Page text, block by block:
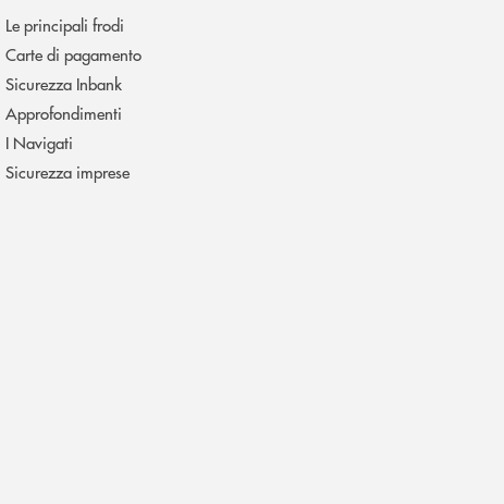
Le principali frodi
Carte di pagamento
Sicurezza Inbank
Approfondimenti
I Navigati
Sicurezza imprese